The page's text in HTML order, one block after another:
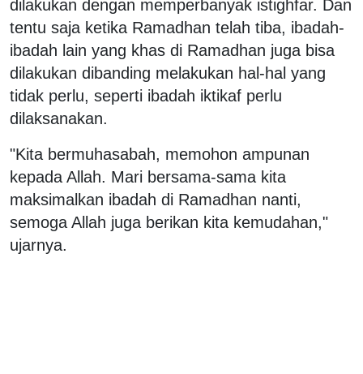
dilakukan dengan memperbanyak istighfar. Dan
tentu saja ketika Ramadhan telah tiba, ibadah-
ibadah lain yang khas di Ramadhan juga bisa
dilakukan dibanding melakukan hal-hal yang
tidak perlu, seperti ibadah iktikaf perlu
dilaksanakan.
"Kita bermuhasabah, memohon ampunan
kepada Allah. Mari bersama-sama kita
maksimalkan ibadah di Ramadhan nanti,
semoga Allah juga berikan kita kemudahan,"
ujarnya.